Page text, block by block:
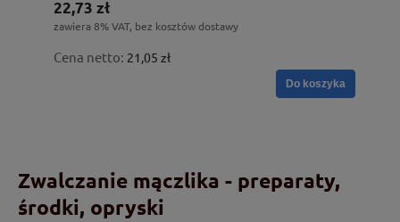
22,73 zł
zawiera 8% VAT, bez kosztów dostawy
Cena netto: 21,05 zł
Do koszyka
Zwalczanie mączlika - preparaty,
środki, opryski